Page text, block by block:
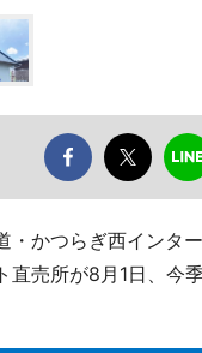
・かつらぎ西インタ
直売所が8月1日、今